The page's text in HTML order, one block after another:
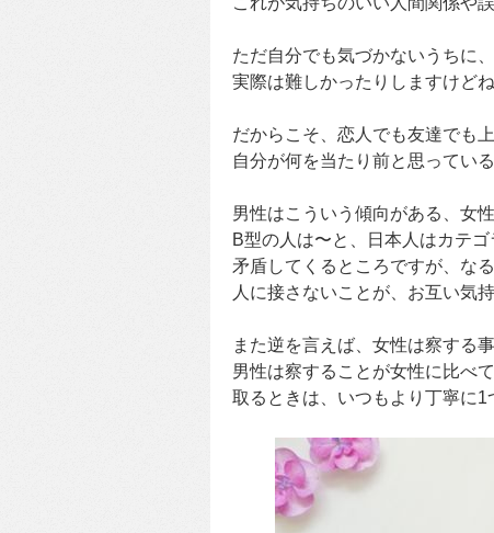
ただ自分でも気づかないうちに
実際は難しかったりしますけどね
だからこそ、恋人でも友達でも
自分が何を当たり前と思ってい
男性はこういう傾向がある、女
B型の人は〜と、日本人はカテ
矛盾してくるところですが、な
人に接さないことが、お互い気
また逆を言えば、女性は察する
男性は察することが女性に比べ
取るときは、いつもより丁寧に1